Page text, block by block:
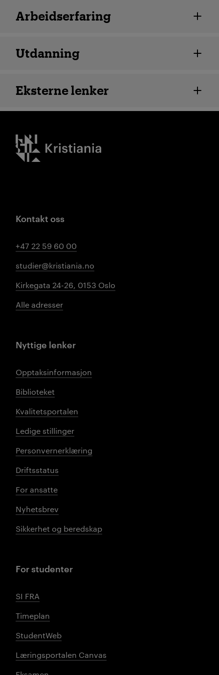
Ansatte detaljer
Arbeidserfaring
Utdanning
Eksterne lenker
Kristiania logo
Kontakt oss
+47 22 59 60 00
studier@kristiania.no
Kirkegata 24-26, 0153 Oslo
Alle adresser
Nyttige lenker
Opptaksinformasjon
Biblioteket
Kvalitetsportalen
Ledige stillinger
Personvernerklæring
Driftsstatus
For ansatte
Nyhetsbrev
Sikkerhet og beredskap
For studenter
SI FRA
Timeplan
StudentWeb
Læringsportalen Canvas